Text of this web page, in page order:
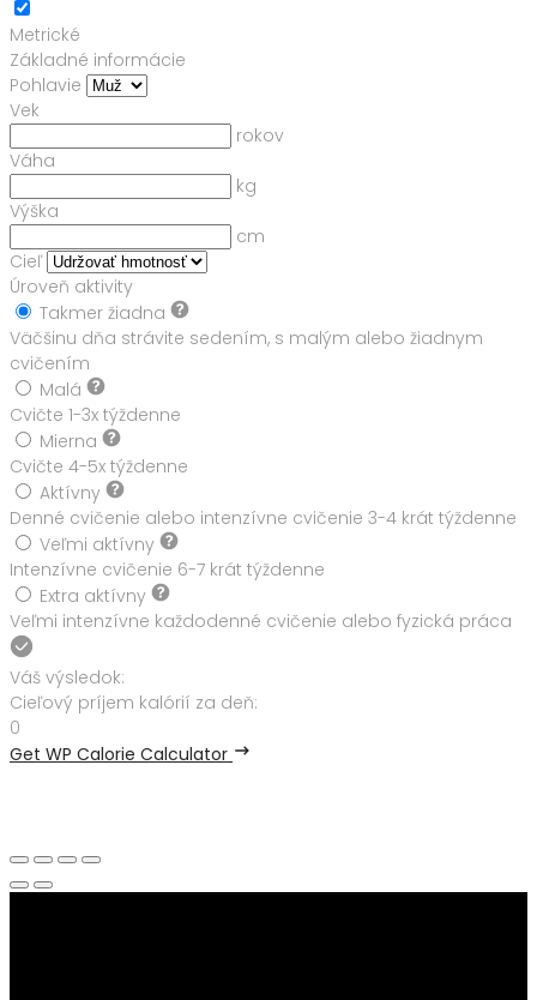
Metrické
Základné informácie
Pohlavie
Vek
rokov
Váha
kg
Výška
cm
Cieľ
Úroveň aktivity
Takmer žiadna
Väčšinu dňa strávite sedením, s malým alebo žiadnym
cvičením
Malá
Cvičte 1-3x týždenne
Mierna
Cvičte 4-5x týždenne
Aktívny
Denné cvičenie alebo intenzívne cvičenie 3-4 krát týždenne
Veľmi aktívny
Intenzívne cvičenie 6-7 krát týždenne
Extra aktívny
Veľmi intenzívne každodenné cvičenie alebo fyzická práca
Váš výsledok:
Cieľový príjem kalórií za deň:
0
Get WP Calorie Calculator